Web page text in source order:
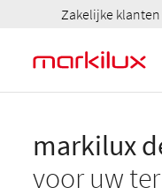
Zakelijke klanten
markilux
voor uw